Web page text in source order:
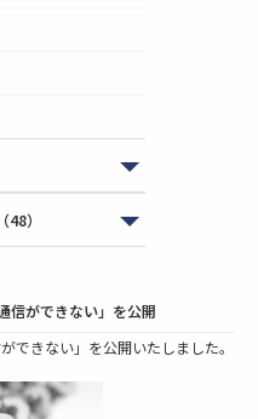
（48）
ができない」を公開
きない」を公開いたしました。